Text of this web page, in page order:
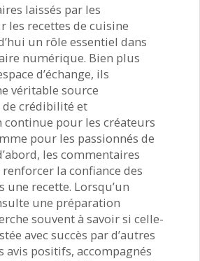
laissés par les
les recettes de cuisine
un rôle essentiel dans
numérique. Bien plus
d’échange, ils
véritable source
crédibilité et
continue pour les créateurs
pour les passionnés de
les commentaires
la confiance des
une recette. Lorsqu’un
une préparation
souvent à savoir si celle-
avec succès par d’autres
avis positifs, accompagnés